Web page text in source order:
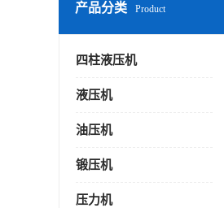
产品分类 Product
四柱液压机
液压机
油压机
锻压机
压力机